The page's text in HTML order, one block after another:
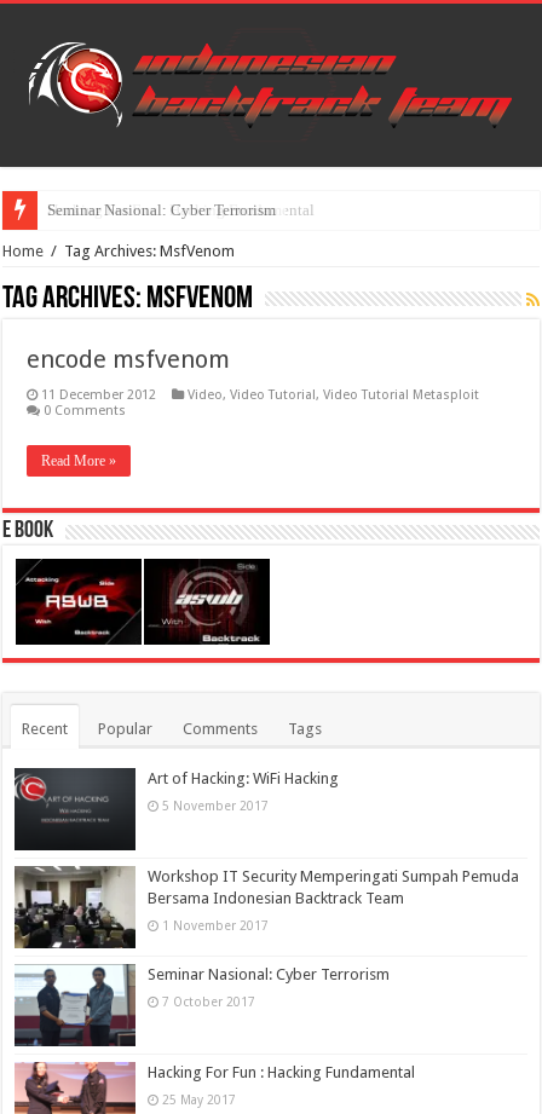
Seminar Nasional: Cyber Terrorism
Hacking For Fun : Hacking Fundamental
Home / Tag Archives: MsfVenom
Tag Archives: MsfVenom
encode msfvenom
11 December 2012 Video,Video Tutorial,Video Tutorial Metasploit
0 Comments
Read More »
E Book
Recent Popular Comments Tags
Art of Hacking: WiFi Hacking
5 November 2017
Workshop IT Security Memperingati Sumpah Pemuda
Bersama Indonesian Backtrack Team
1 November 2017
Seminar Nasional: Cyber Terrorism
7 October 2017
Hacking For Fun : Hacking Fundamental
25 May 2017